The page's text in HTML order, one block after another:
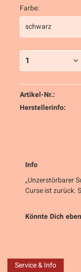
Farbe:
Artikel-Nr.:
Herstellerinfo:
Info
„Unzerstörbarer
Curse ist zurück.
Könnte Dich
Service & Info